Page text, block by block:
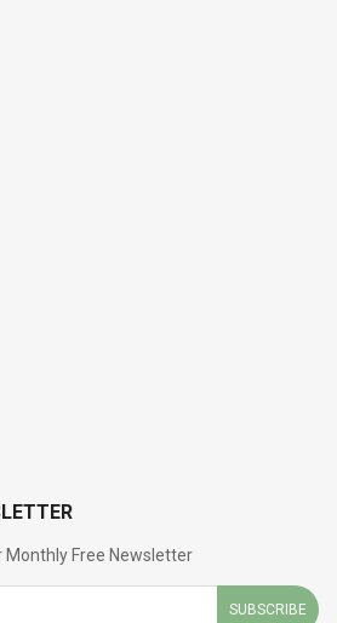
Free Newsletter
SUBSCRIBE